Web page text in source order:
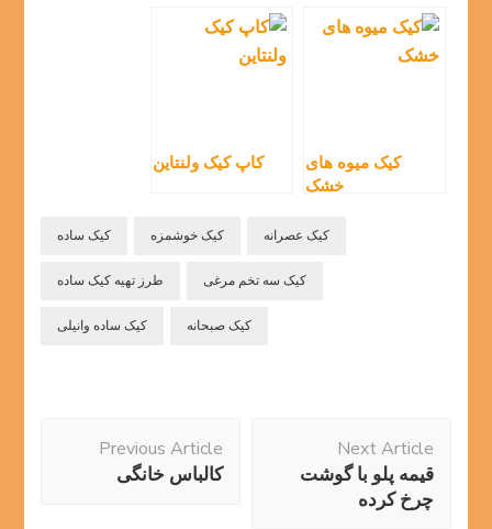
کیک میوه های
خشک
کاپ کیک ولنتاین
کیک ساده کیک خوشمزه کیک عصرانه
طرز تهیه کیک ساده کیک سه تخم مرغی
کیک ساده وانیلی کیک صبحانه
Navigation
Previous Article
کالباس خانگی
Next Article
قیمه پلو با گوشت
چرخ کرده